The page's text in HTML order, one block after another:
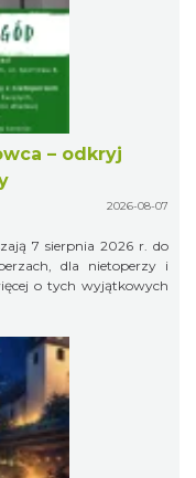
– odkryj
2026-08-07
7 sierpnia 2026 r. do
dla nietoperzy i
o tych wyjątkowych